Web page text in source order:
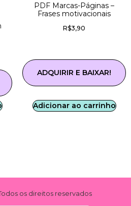
PDF Marcas-Páginas –
Frases motivacionais
R$3,90
ADQUIRIR E BAIXAR!
Adicionar ao carrinho
os direitos reservados